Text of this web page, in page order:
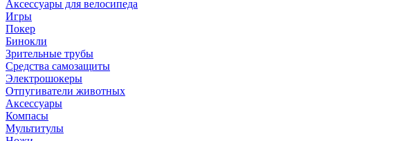
Аксессуары для велосипеда
Игры
Покер
Бинокли
Зрительные трубы
Средства самозащиты
Электрошокеры
Отпугиватели животных
Аксессуары
Компасы
Мультитулы